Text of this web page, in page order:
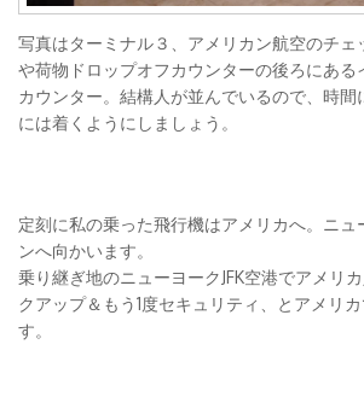
写真はターミナル３、アメリカン航空のチェ
や荷物ドロップオフカウンターの後ろにある
カウンター。結構人が並んでいるので、時間
には着くようにしましょう。
定刻に私の乗った飛行機はアメリカへ。ニュ
ンへ向かいます。
乗り継ぎ地のニューヨークJFK空港でアメリ
クアップ＆もう1度セキュリティ、とアメリ
す。